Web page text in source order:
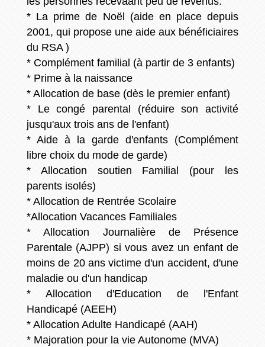
* La prime de Noël (aide en place depuis
2001, qui propose une aide aux bénéficiaires
du RSA )
* Complément familial (à partir de 3 enfants)
* Prime à la naissance
* Allocation de base (dès le premier enfant)
* Le congé parental (réduire son activité
jusqu'aux trois ans de l'enfant)
* Aide à la garde d'enfants (Complément
libre choix du mode de garde)
* Allocation soutien Familial (pour les
parents isolés)
* Allocation de Rentrée Scolaire
*Allocation Vacances Familiales
* Allocation Journalière de Présence
Parentale (AJPP) si vous avez un enfant de
moins de 20 ans victime d'un accident, d'une
maladie ou d'un handicap
* Allocation d'Education de l'Enfant
Handicapé (AEEH)
* Allocation Adulte Handicapé (AAH)
* Majoration pour la vie Autonome (MVA)